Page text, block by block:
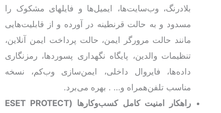
بلادرنگ، وب‌سایت‌ها، ایمیل‌ها و فایلهای مشکوک را
مسدود و به حالت قرنطینه در آورده و از قابلیت‌هایی
مانند حالت مرورگر ایمن، حالت پرداخت ایمن آنلاین،
تنظیمات والدین، پایگاه نگهداری پسوردها، رمزنگاری
داده‌ها، فایروال داخلی، ایمن‌سازی وب‌کم، نسخه
مناسب تلفن‌همراه و… . بهره می‌برد.
راهکار امنیت کامل کسب‌و‌کارها (ESET PROTECT